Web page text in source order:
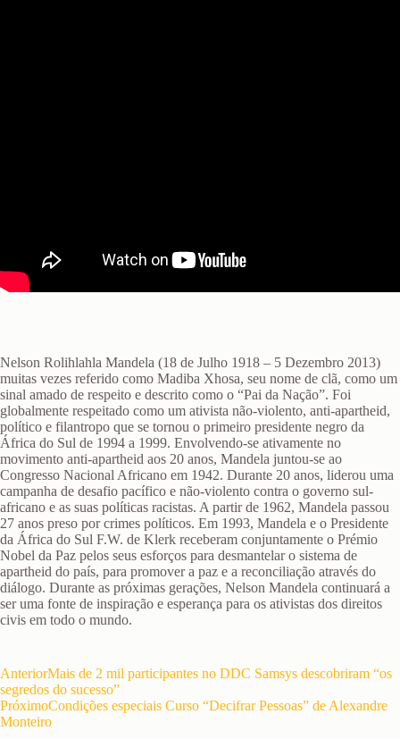
Nelson Rolihlahla Mandela (18 de Julho 1918 – 5 Dezembro 2013)
muitas vezes referido como Madiba Xhosa, seu nome de clã, como um
sinal amado de respeito e descrito como o “Pai da Nação”. Foi
globalmente respeitado como um ativista não-violento, anti-apartheid,
político e filantropo que se tornou o primeiro presidente negro da
África do Sul de 1994 a 1999. Envolvendo-se ativamente no
movimento anti-apartheid aos 20 anos, Mandela juntou-se ao
Congresso Nacional Africano em 1942. Durante 20 anos, liderou uma
campanha de desafio pacífico e não-violento contra o governo sul-
africano e as suas políticas racistas. A partir de 1962, Mandela passou
27 anos preso por crimes políticos. Em 1993, Mandela e o Presidente
da África do Sul F.W. de Klerk receberam conjuntamente o Prémio
Nobel da Paz pelos seus esforços para desmantelar o sistema de
apartheid do país, para promover a paz e a reconciliação através do
diálogo. Durante as próximas gerações, Nelson Mandela continuará a
ser uma fonte de inspiração e esperança para os ativistas dos direitos
civis em todo o mundo.
AnteriorMais de 2 mil participantes no DDC Samsys descobriram “os
segredos do sucesso”
PróximoCondições especiais Curso “Decifrar Pessoas” de Alexandre
Monteiro